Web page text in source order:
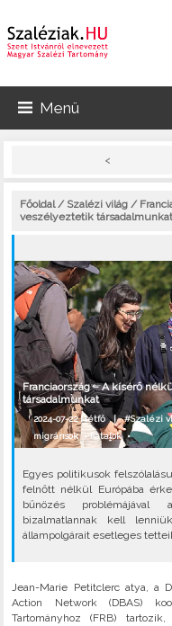
Menü
<
Főoldal/ Szalézi világ /
veszélyeztetik
Franciaország – A kísérő
társadalmunkat
2024-07-22 Hétfő |#Szalézi
migránsok•fiatalok•
Egyes politikusok
felnőtt nélkül Európába
bűnözés problémájával
bizalmatlannak kell
állampolgárait esetleges
Jean-Marie Petitclerc atya, a
Action Network (DBAS)
Tartományhoz (FRB)